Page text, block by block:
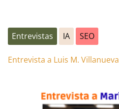
Entrevistas IA SEO
Entrevista a Luis M. Villanueva